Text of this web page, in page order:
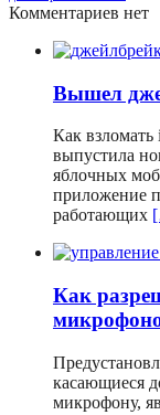
Комментариев нет
Вышел
Как взломать
выпустила
яблочных
приложение
работающих
Как
касающиеся
микрофону,